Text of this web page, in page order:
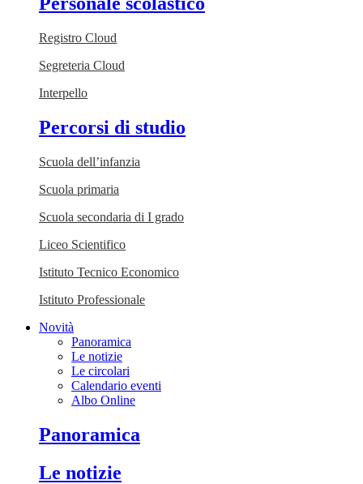
Registro Cloud
Segreteria Cloud
Interpello
Percorsi di studio
Scuola dell’infanzia
Scuola primaria
Scuola secondaria di I grado
Liceo Scientifico
Istituto Tecnico Economico
Istituto Professionale
Novità
Panoramica
Le notizie
Le circolari
Calendario eventi
Albo Online
Panoramica
Le notizie